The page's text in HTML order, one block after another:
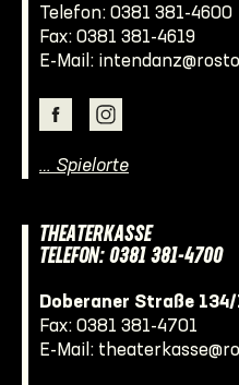
Telefon: 0381 381-4600
Fax: 0381 381-4619
E-Mail:
… Spielorte
THEATERKASSE
TELEFON: 0381 381-4700
Doberaner Straße
Fax: 0381 381-4701
E-Mail: